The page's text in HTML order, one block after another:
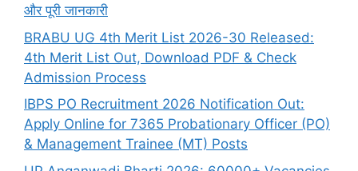
और पूरी जानकारी
BRABU UG 4th Merit List 2026-30 Released:
4th Merit List Out, Download PDF & Check
Admission Process
IBPS PO Recruitment 2026 Notification Out:
Apply Online for 7365 Probationary Officer (PO)
& Management Trainee (MT) Posts